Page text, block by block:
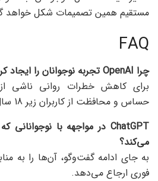
مستقیم همین تصمیمات شکل خواهد
FAQ
چرا
تجربه نوجوانان را ایجاد
برای کاهش خطرات روانی ناشی
حساس و محافظت از کاربران زیر 18 سال.
ChatGPT در مواجهه با نوجوانانی
می‌کند؟
به جای ادامه گفت‌وگو، آن‌ها را به
فوری ارجاع می‌دهد.